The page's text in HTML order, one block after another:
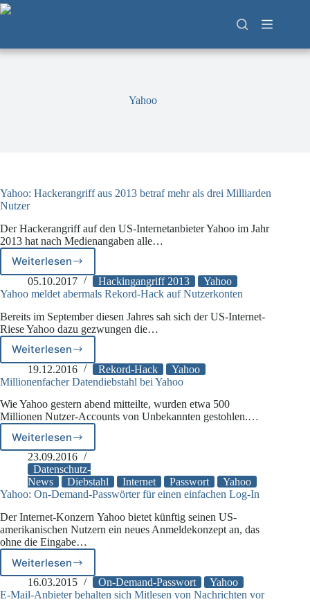
Zum
Inhalt
Yahoo
Yahoo: Hackerangriff aus 2013 betraf mehr als drei Milliarden
Nutzer
Der Hackerangriff auf den US-Internetanbieter Yahoo im Jahr
2013 hat nach Medienangaben alle…
Weiterlesen
Yahoo:
Hackerangriff
aus
betraf
mehr
als
drei
Milliarden
Nutzer
05.10.2017 Hackingangriff 2013
Yahoo
Yahoo meldet abermals Rekord-Hack auf Nutzerkonten
Bereits im September diesen Jahres sah sich der US-Internet-
Riese Yahoo dazu gezwungen die…
Weiterlesen
Yahoo
meldet
abermals
Hack
auf
Nutzerkonten
19.12.2016 Rekord-Hack
Yahoo
Millionenfacher Datendiebstahl bei Yahoo
Wie Yahoo gestern abend mitteilte, wurden etwa 500
Millionen Nutzer-Accounts von Unbekannten gestohlen.…
WeiterlesenMillionenfacher
Datendiebstahl
bei
Yahoo
23.09.2016
Datenschutz-
News
Diebstahl Internet Passwort
Yahoo
Yahoo: On-Demand-Passwörter für einen einfachen Log-In
Der Internet-Konzern Yahoo bietet künftig seinen US-
amerikanischen Nutzern ein neues Anmeldekonzept an, das
ohne die Eingabe…
Weiterlesen
Yahoo:
On-
Demand-
16.03.2015 On-Demand-Passwort
Yahoo
E-Mail-Anbieter behalten sich Mitlesen von Nachrichten vor